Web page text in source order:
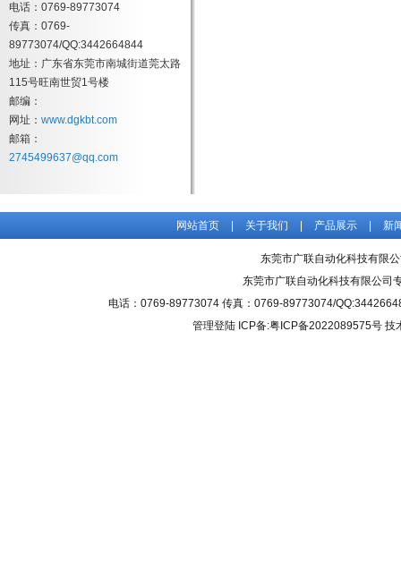
电话：0769-89773074
传真：0769-
89773074/QQ:3442664844
地址：广东省东莞市南城街道莞太路
115号旺南世贸1号楼
邮编：
网址： www.dgkbt.com
邮箱：
2745499637@qq.com
网站首页 关于我们 产品展示 新
东莞市广联自动化科技有限
东莞市广联自动化科技有限公司
电话：0769-89773074 传真：0769-89773074/
管理登陆 ICP备:粤ICP备2022089575号